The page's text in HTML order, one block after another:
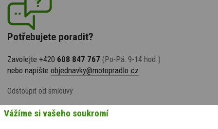
Potřebujete poradit?
Zavolejte +420 608 847 767 (Po-Pá: 9-14 hod.)
nebo napište objednavky@motopradlo.cz
Odstoupit od smlouvy
Vážíme si vašeho soukromí